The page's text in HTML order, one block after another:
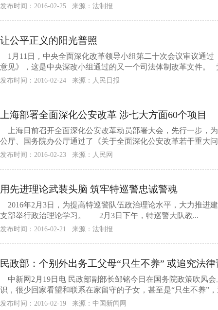
发布时间：2016-02-25 来源：法制报
让公平正义的阳光普照
1月11日，中央全面深化改革领导小组第二十次会议审议通
意见》，这是中央深改小组通过的又一个司法体制改革文件。
发布时间：2016-02-24 来源：人民日报
上海部署全面深化公安改革 涉七大方面60个项目
上海日前召开全面深化公安改革动员部署大会，先行一步，
公厅、国务院办公厅通过了《关于全面深化公安改革若干重大
发布时间：2016-02-23 来源：人民网
用先进理论武装头脑 筑牢特巡警忠诚警魂
2016年2月3日，为提高特巡警队伍政治理论水平，大力推进
支部举行政治理论学习。 2月3日下午，特巡警大队教...
发布时间：2016-02-21 来源：法制报
民政部：个别外出务工父母“只生不养” 或追究法
中新网2月19日电 民政部副部长邹铭今日在国务院政策吹风
识，很少回家看望和联系在家留守的子女，甚至是“只生不养”
发布时间：2016-02-19 来源：中国新闻网